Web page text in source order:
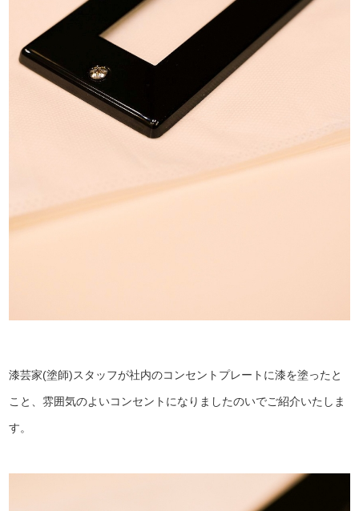
漆芸家(塗師)スタッフが社内のコンセントプレートに漆を塗ったと
こと、雰囲気のよいコンセントになりましたのいでご紹介いたしま
す。